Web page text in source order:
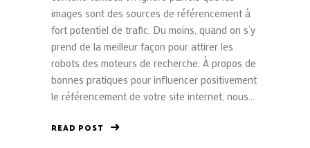
images sont des sources de référencement à
fort potentiel de trafic. Du moins, quand on s’y
prend de la meilleur façon pour attirer les
robots des moteurs de recherche. À propos de
bonnes pratiques pour influencer positivement
le référencement de votre site internet, nous...
READ POST